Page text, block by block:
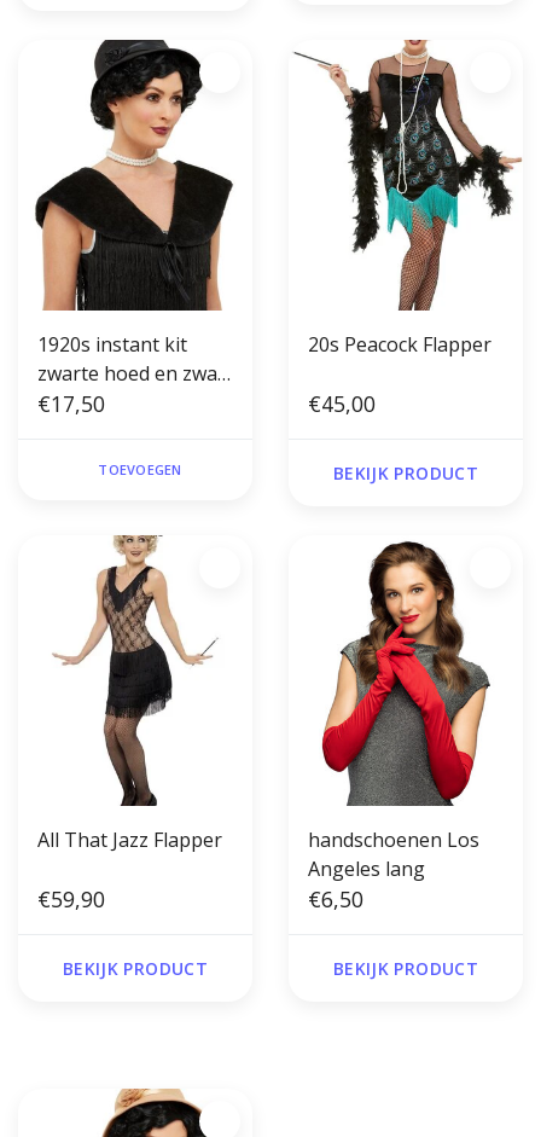
1920s instant kit
zwarte hoed en zwart
nep bontje
€17,50
TOEVOEGEN
20s Peacock Flapper
€45,00
BEKIJK PRODUCT
All That Jazz Flapper
€59,90
BEKIJK PRODUCT
handschoenen Los
Angeles lang
€6,50
BEKIJK PRODUCT